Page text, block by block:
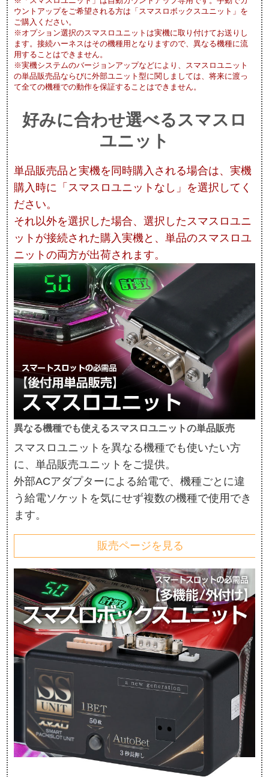
ウントアップをご希望される方は「スマスロボックスユニット」を
ご購入ください。
※オプション選択のスマスロユニットは実機に取り付けてお送りし
ます。接続ハーネスはその機種用となりますので、異なる機種に流
用することはできません。
※実機システムのバージョンアップなどにより、スマスロユニット
の単品販売品ならびに外部ユニット型に関しましては、将来に渡っ
て全ての機種での動作を保証することはできません。
好みに合わせ選べるスマスロ
ユニット
単品販売品と実機を同時購入される場合は、実機
購入時に「スマスロユニットなし」を選択してく
ださい。
それ以外を選択した場合、選択したスマスロユニ
ットが接続された購入実機と、単品のスマスロユ
ニットの両方が出荷されます。
異なる機種でも使えるスマスロユニットの単品販売
スマスロユニットを異なる機種でも使いたい方
に、単品販売ユニットをご提供。
外部ACアダプターによる給電で、機種ごとに違
う給電ソケットを気にせず複数の機種で使用でき
ます。
販売ページを見る